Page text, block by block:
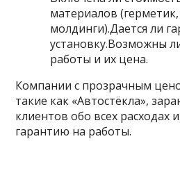
материалов
молдинги).Дается ли
установку.Возможны
работы и их цена.
Компании с прозрачным
такие как «Автостёкла»,
клиентов обо всех расходах
гарантию на работы.